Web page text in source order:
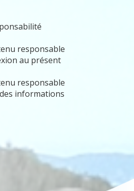
responsable
au présent
responsable
informations